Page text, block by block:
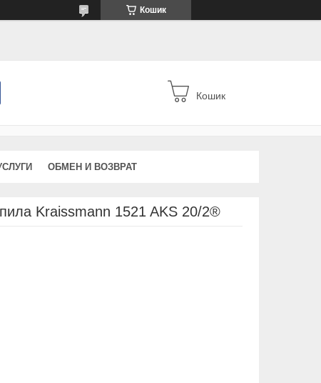
Кошик
Кошик
ОБМЕН И ВОЗВРАТ
Kraissmann 1521 AKS 20/2®